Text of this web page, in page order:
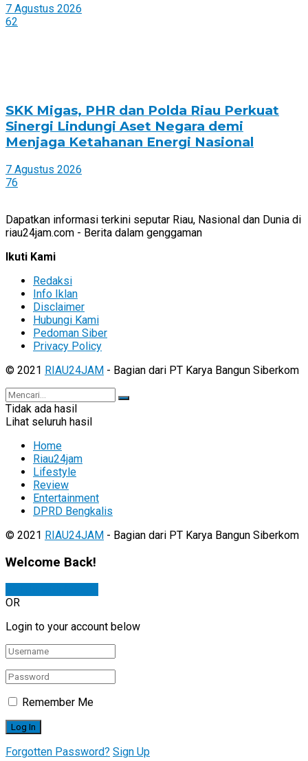
7 Agustus 2026
62
SKK Migas, PHR dan Polda Riau Perkuat
Sinergi Lindungi Aset Negara demi
Menjaga Ketahanan Energi Nasional
7 Agustus 2026
76
Dapatkan informasi terkini seputar Riau, Nasional dan Dunia di
riau24jam.com - Berita dalam genggaman
Ikuti Kami
Redaksi
Info Iklan
Disclaimer
Hubungi Kami
Pedoman Siber
Privacy Policy
© 2021 RIAU24JAM - Bagian dari PT Karya Bangun Siberkom
Tidak ada hasil
Lihat seluruh hasil
Home
Riau24jam
Lifestyle
Review
Entertainment
DPRD Bengkalis
© 2021 RIAU24JAM - Bagian dari PT Karya Bangun Siberkom
Welcome Back!
OR
Login to your account below
Remember Me
Forgotten Password? Sign Up